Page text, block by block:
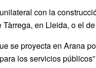
con la
en Lleida, o el
se proyecta en Arana
los servicios públicos”